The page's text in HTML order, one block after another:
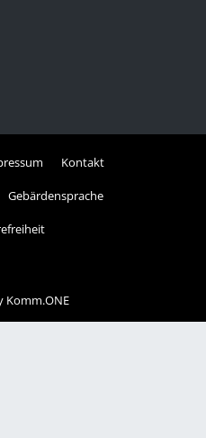
Kontakt
Gebärdensprache
Komm.ONE